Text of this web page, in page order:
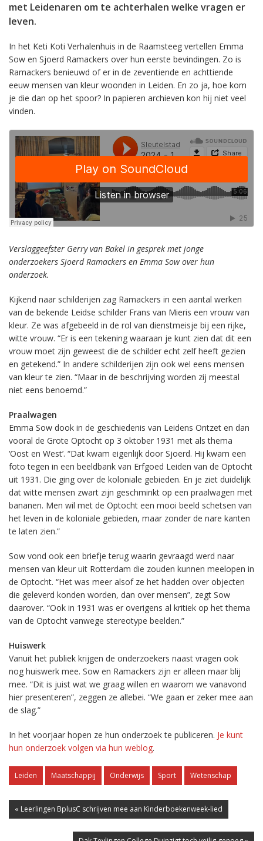
met Leidenaren om te achterhalen welke vragen er
leven.
In het Keti Koti Verhalenhuis in de Raamsteeg vertellen Emma
Sow en Sjoerd Ramackers over hun eerste bevindingen. Zo is
Ramackers benieuwd of er in de zeventiende en achttiende
eeuw mensen van kleur woonden in Leiden. En zo ja, hoe kom
je die dan op het spoor? In papieren archieven kon hij niet veel
vinden.
Verslaggeefster Gerry van Bakel in gesprek met jonge
onderzoekers Sjoerd Ramackers en Emma Sow over hun
onderzoek.
Kijkend naar schilderijen zag Ramackers in een aantal werken
van de bekende Leidse schilder Frans van Mieris een vrouw van
kleur. Ze was afgebeeld in de rol van dienstmeisje bij een rijke,
witte vrouw. “Er is een tekening waaraan je kunt zien dat dit een
vrouw moet zijn geweest die de schilder echt zelf heeft gezien
en getekend.” In andere schilderijen zijn ook wel eens mensen
van kleur te zien. “Maar in de beschrijving worden zij meestal
niet eens benoemd.”
Praalwagen
Emma Sow dook in de geschiedenis van Leidens Ontzet en dan
vooral de Grote Optocht op 3 oktober 1931 met als thema
‘Oost en West’. “Dat kwam eigenlijk door Sjoerd. Hij kwam een
foto tegen in een beeldbank van Erfgoed Leiden van de Optocht
uit 1931. Die ging over de koloniale gebieden. En je ziet duidelijk
dat witte mensen zwart zijn geschminkt op een praalwagen met
bananen. Men wil met de Optocht een mooi beeld schetsen van
het leven in de koloniale gebieden, maar zonder de nare kanten
te laten zien.”
Sow vond ook een briefje terug waarin gevraagd werd naar
mensen van kleur uit Rotterdam die zouden kunnen meelopen in
de Optocht. “Het was meer alsof ze het hadden over objecten
die geleverd konden worden, dan over mensen”, zegt Sow
daarover. “Ook in 1931 was er overigens al kritiek op het thema
van de Optocht vanwege stereotype beelden.”
Huiswerk
Vanuit het publiek krijgen de onderzoekers naast vragen ook
nog huiswerk mee. Sow en Ramackers zijn er alleen maar blij
mee. “Dit is juist wat we graag willen en waarom we vanavond
hier presenteren”, zeggen ze allebei. “We gaan er zeker mee aan
de slag.”
In het voorjaar hopen ze hun onderzoek te publiceren. Je kunt
hun onderzoek volgen via hun weblog.
Leiden Maatschappij Onderwijs Sport Wetenschap
« Leerlingen BplusC schrijven mee aan Kinderboekenweek-lied